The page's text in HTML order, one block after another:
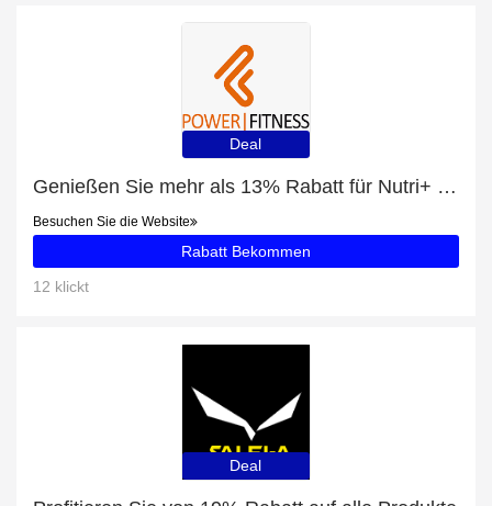
Deal
Genießen Sie mehr als 13% Rabatt für Nutri+ Vegan Essentials - Mango-Maracuja (250g)
Besuchen Sie die Website
Rabatt Bekommen
12 klickt
Deal